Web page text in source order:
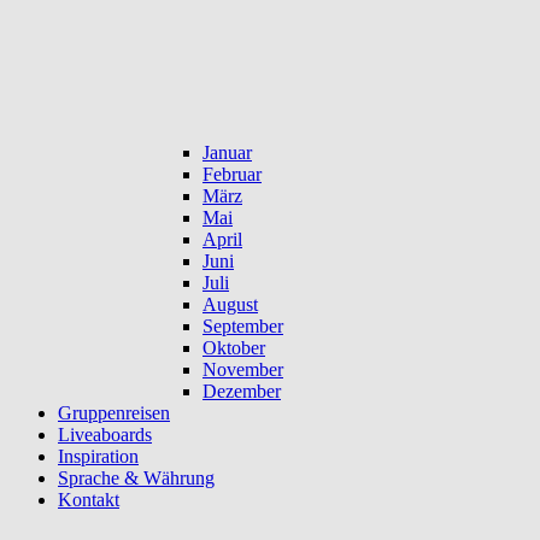
Januar
Februar
März
Mai
April
Juni
Juli
August
September
Oktober
November
Dezember
Gruppenreisen
Liveaboards
Inspiration
Sprache & Währung
Kontakt